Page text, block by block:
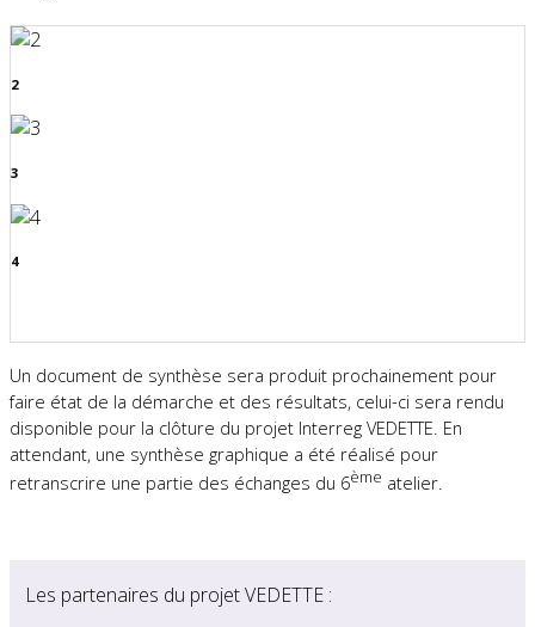
2
3
4
Un document de synthèse sera produit prochainement pour
faire état de la démarche et des résultats, celui-ci sera rendu
disponible pour la clôture du projet Interreg VEDETTE. En
attendant, une synthèse graphique a été réalisé pour
retranscrire une partie des échanges du 6ème atelier.
Les partenaires du projet VEDETTE :